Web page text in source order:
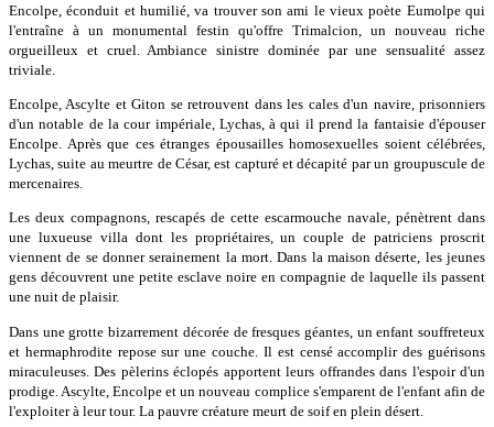
Encolpe, éconduit et humilié, va trouver son ami le vieux poète Eumolpe qui
l'entraîne à un monumental festin qu'offre Trimalcion, un nouveau riche
orgueilleux et cruel. Ambiance sinistre dominée par une sensualité assez
triviale.
Encolpe, Ascylte et Giton se retrouvent dans les cales d'un navire, prisonniers
d'un notable de la cour impériale, Lychas, à qui il prend la fantaisie d'épouser
Encolpe. Après que ces étranges épousailles homosexuelles soient célébrées,
Lychas, suite au meurtre de César, est capturé et décapité par un groupuscule de
mercenaires.
Les deux compagnons, rescapés de cette escarmouche navale, pénètrent dans
une luxueuse villa dont les propriétaires, un couple de patriciens proscrit
viennent de se donner serainement la mort. Dans la maison déserte, les jeunes
gens découvrent une petite esclave noire en compagnie de laquelle ils passent
une nuit de plaisir.
Dans une grotte bizarrement décorée de fresques géantes, un enfant souffreteux
et hermaphrodite repose sur une couche. Il est censé accomplir des guérisons
miraculeuses. Des pèlerins éclopés apportent leurs offrandes dans l'espoir d'un
prodige. Ascylte, Encolpe et un nouveau complice s'emparent de l'enfant afin de
l'exploiter à leur tour. La pauvre créature meurt de soif en plein désert.